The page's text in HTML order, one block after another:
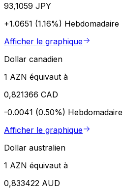
93,1059 JPY
+1.0651 (1.16%) Hebdomadaire
Afficher le graphique
Dollar canadien
1 AZN équivaut à
0,821366 CAD
-0.0041 (0.50%) Hebdomadaire
Afficher le graphique
Dollar australien
1 AZN équivaut à
0,833422 AUD